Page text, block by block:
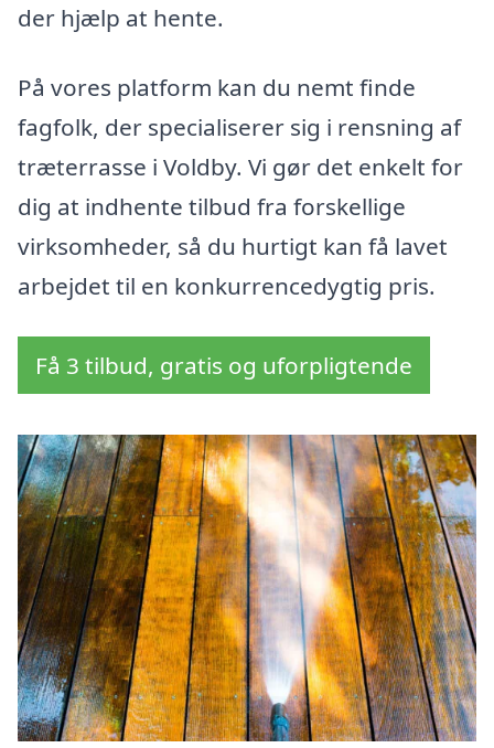
der hjælp at hente.
På vores platform kan du nemt finde
fagfolk, der specialiserer sig i rensning af
træterrasse i Voldby. Vi gør det enkelt for
dig at indhente tilbud fra forskellige
virksomheder, så du hurtigt kan få lavet
arbejdet til en konkurrencedygtig pris.
Få 3 tilbud, gratis og uforpligtende